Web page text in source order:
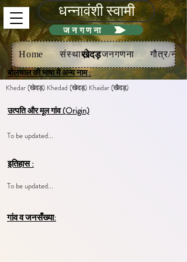
धन्नावंशी स्वामी
जनगणना
Home संस्थाएं जनगणना गौत्र/नख
खेदड़
बोलचाल की भाषा में अन्य नाम :
Khedar (खेदड़) Khedad (खेदड़) Khaidar (खैदड़)
उत्पति और मूल गांव (Origin)
To be updated...
इतिहास :
To be updated...
गांव व जनसँख्या: